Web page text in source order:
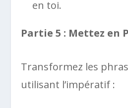
en toi.
Partie 5 : Mettez en
Transformez les
utilisant l’impératif :